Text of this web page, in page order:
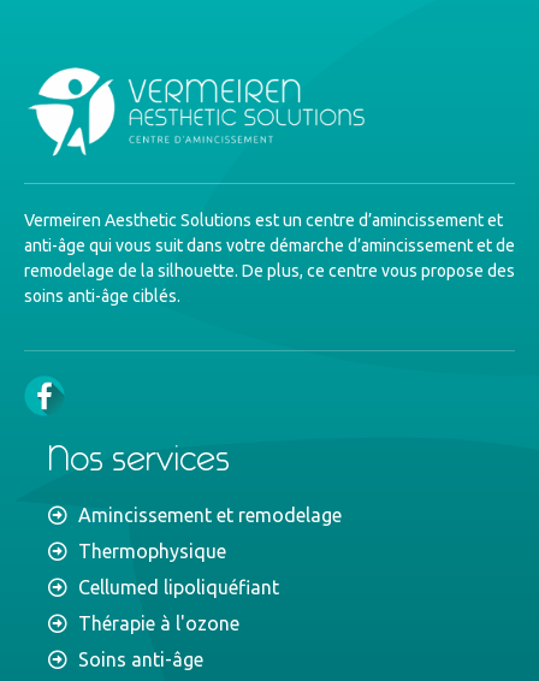
Vermeiren Aesthetic Solutions est un centre d’amincissement et
anti-âge qui vous suit dans votre démarche d’amincissement et de
remodelage de la silhouette. De plus, ce centre vous propose des
soins anti-âge ciblés.
Nos services
Amincissement et remodelage
Thermophysique
Cellumed lipoliquéfiant
Thérapie à l'ozone
Soins anti-âge